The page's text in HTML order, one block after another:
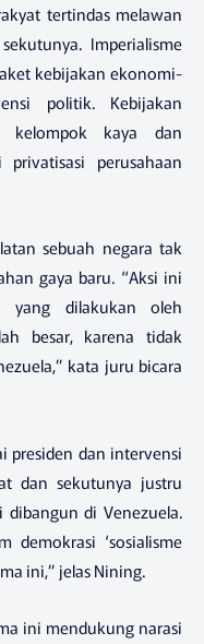
tertindas melawan
Imperialisme
kebijakan ekonomi-
politik. Kebijakan
kelompok kaya dan
perusahaan
sebuah negara tak
gaya baru. “Aksi ini
yang dilakukan oleh
besar, karena tidak
kata juru bicara
presiden dan intervensi
dan sekutunya justru
dibangun di Venezuela.
demokrasi ‘sosialisme
ini,” jelas Nining.
ini mendukung narasi